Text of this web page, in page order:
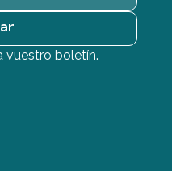
vuestro boletín.